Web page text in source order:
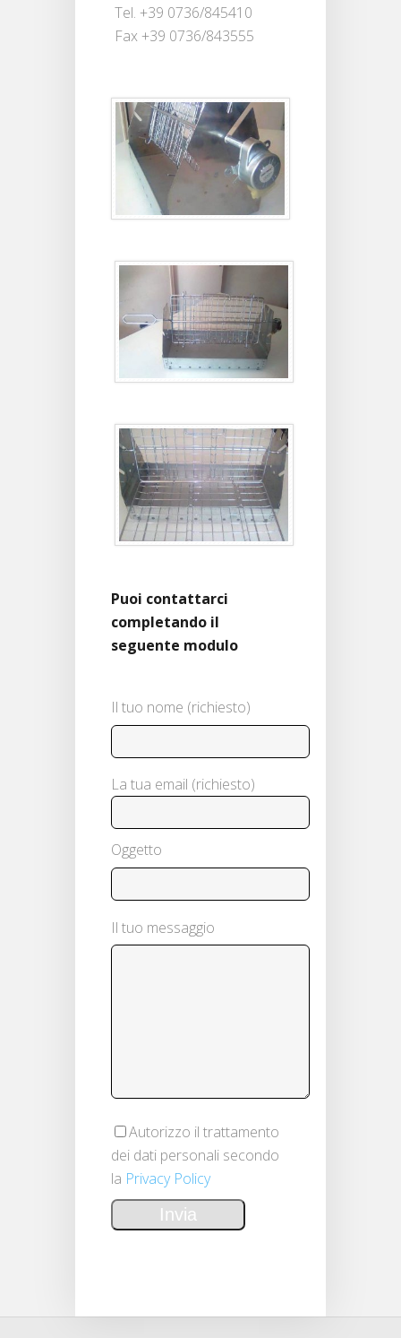
Tel. +39 0736/845410
Fax +39 0736/843555
Puoi contattarci
completando il
seguente modulo
Il tuo nome (richiesto)
La tua email (richiesto)
Oggetto
Il tuo messaggio
Autorizzo il trattamento
dei dati personali secondo
la Privacy Policy